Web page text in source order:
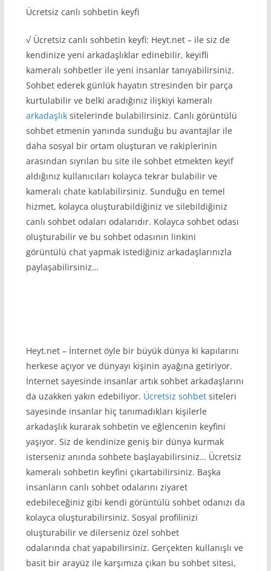
Ücretsiz canlı sohbetin keyfi
√ Ücretsiz canlı sohbetin keyfi: Heyt.net – ile siz de
kendinize yeni arkadaşlıklar edinebilir, keyifli
kameralı sohbetler ile yeni insanlar tanıyabilirsiniz.
Sohbet ederek günlük hayatın stresinden bir parça
kurtulabilir ve belki aradığınız ilişkiyi kameralı
arkadaşlıksitelerinde bulabilirsiniz. Canlı görüntülü
sohbet etmenin yanında sunduğu bu avantajlar ile
daha sosyal bir ortam oluşturan ve rakiplerinin
arasından sıyrılan bu site ile sohbet etmekten keyif
aldığınız kullanıcıları kolayca tekrar bulabilir ve
kameralı chate katılabilirsiniz. Sunduğu en temel
hizmet, kolayca oluşturabildiğiniz ve silebildiğiniz
canlı sohbet odaları odalarıdır. Kolayca sohbet odası
oluşturabilir ve bu sohbet odasının linkini
görüntülü chat yapmak istediğiniz arkadaşlarınızla
paylaşabilirsiniz…
Heyt.net – İnternet öyle bir büyük dünya ki kapılarını
herkese açıyor ve dünyayı kişinin ayağına getiriyor.
İnternet sayesinde insanlar artık sohbet arkadaşlarını
da uzakken yakın edebiliyor. Ücretsiz sohbetsiteleri
sayesinde insanlar hiç tanımadıkları kişilerle
arkadaşlık kurarak sohbetin ve eğlencenin keyfini
yaşıyor. Siz de kendinize geniş bir dünya kurmak
isterseniz anında sohbete başlayabilirsiniz… Ücretsiz
kameralı sohbetin keyfini çıkartabilirsiniz. Başka
insanların canlı sohbet odalarını ziyaret
edebileceğiniz gibi kendi görüntülü sohbet odanızı da
kolayca oluşturabilirsiniz. Sosyal profilinizi
oluşturabilir ve dilerseniz özel sohbet
odalarında chat yapabilirsiniz. Gerçekten kullanışlı ve
basit bir arayüz ile karşımıza çıkan bu sohbet sitesi,